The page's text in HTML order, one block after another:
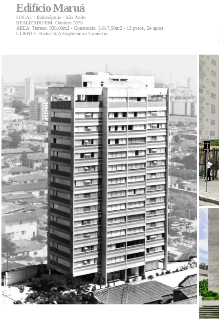
Edifício Maruá
LOCAL : Indianópolis - São Paulo
REALIZADO EM: Outubro 1975
ÁREA: Terreno: 928,00m2 - Construída: 3.817,50m2 - 13 pvtos, 24 aptos
CLIENTE: Rizkal S/A Engenharia e Comércio